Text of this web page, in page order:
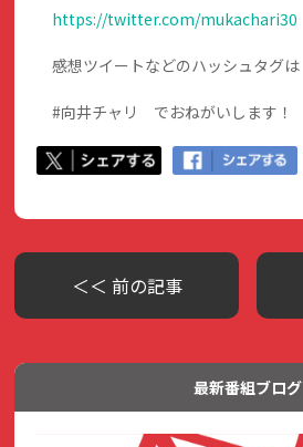
https://twitter.com/mukachari30
感想ツイートなどのハッシュタグは
#向井チャリ でおねがいします！
＜＜ 前の記事
最新番組ブログ